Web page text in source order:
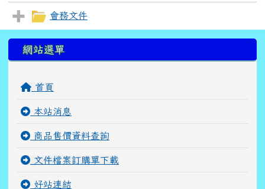
會務文件
左邊區域內容
網站選單
首頁
本站消息
商品售價資料查詢
文件檔案訂購單下載
好站連結